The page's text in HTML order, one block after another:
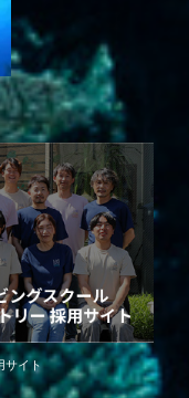
サイト